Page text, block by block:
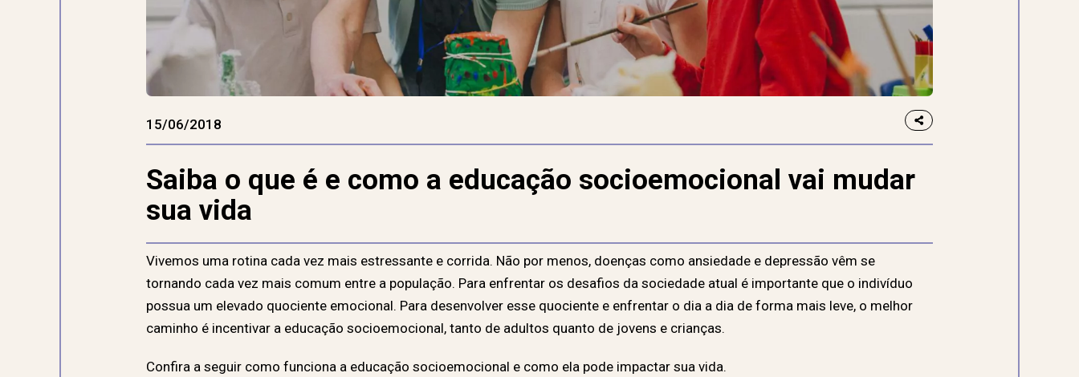
15/06/2018
Saiba o que é e como a educação socioemocional vai mudar
sua vida
Vivemos uma rotina cada vez mais estressante e corrida. Não por menos, doenças como ansiedade e depressão vêm se
tornando cada vez mais comum entre a população. Para enfrentar os desafios da sociedade atual é importante que o indivíduo
possua um elevado quociente emocional. Para desenvolver esse quociente e enfrentar o dia a dia de forma mais leve, o melhor
caminho é incentivar a educação socioemocional, tanto de adultos quanto de jovens e crianças.
Confira a seguir como funciona a educação socioemocional e como ela pode impactar sua vida.